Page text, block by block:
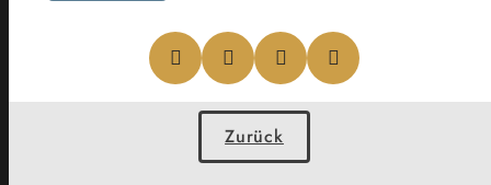
Zurück